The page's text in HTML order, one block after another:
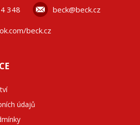
348 beck@beck.cz
beck.cz
údajů